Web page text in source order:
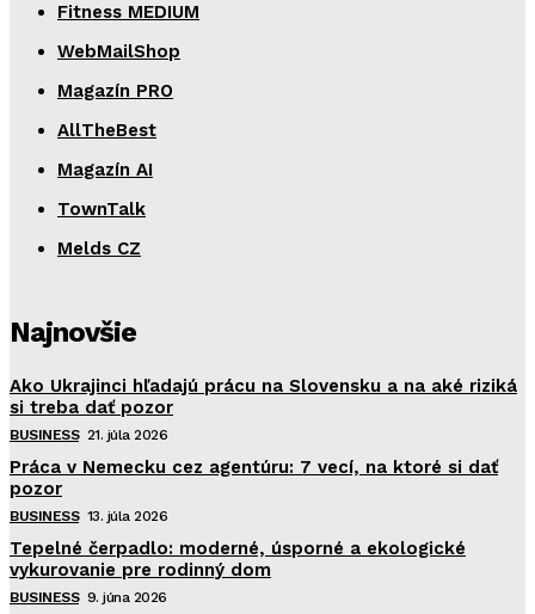
Fitness MEDIUM
WebMailShop
Magazín PRO
AllTheBest
Magazín AI
TownTalk
Melds CZ
Najnovšie
Ako Ukrajinci hľadajú prácu na Slovensku a na aké riziká
si treba dať pozor
BUSINESS 21. júla 2026
Práca v Nemecku cez agentúru: 7 vecí, na ktoré si dať
pozor
BUSINESS 13. júla 2026
Tepelné čerpadlo: moderné, úsporné a ekologické
vykurovanie pre rodinný dom
BUSINESS 9. júna 2026